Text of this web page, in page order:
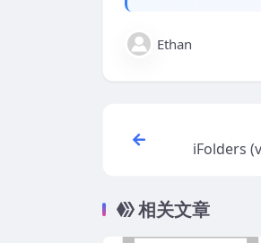
Ethan
iFolders
相关文章